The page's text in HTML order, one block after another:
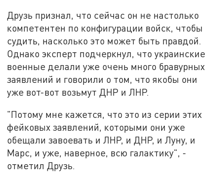
Друзь признал, что сейчас он не настолько
компетентен по конфигурации войск, чтобы
судить, насколько это может быть правдой.
Однако эксперт подчеркнул, что украинские
военные делали уже очень много бравурных
заявлений и говорили о том, что якобы они
уже вот-вот возьмут ДНР и ЛНР.
"Потому мне кажется, что это из серии этих
фейковых заявлений, которыми они уже
обещали завоевать и ЛНР, и ДНР, и Луну, и
Марс, и уже, наверное, всю галактику", -
отметил Друзь.